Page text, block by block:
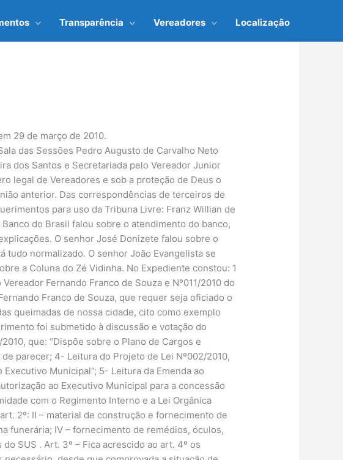
Transparência Vereadores Localização
29 de março de 2010.
das Sessões Pedro Augusto de Carvalho Neto
dos Santos e Secretariada pelo Vereador Junior
legal de Vereadores e sob a proteção de Deus o
anterior. Das correspondências de terceiros de
para uso da Tribuna Livre: Franz Willian de
do Brasil falou sobre o atendimento do banco,
O senhor José Donizete falou sobre o
tudo normalizado. O senhor João Evangelista se
a Coluna do Zé Vidinha. No Expediente constou: 1
Fernando Franco de Souza e Nº011/2010 do
Franco de Souza, que requer seja oficiado o
queimadas de nossa cidade, cito como exemplo
foi submetido à discussão e votação do
que: “Dispõe sobre o Plano de Cargos e
parecer; 4- Leitura do Projeto de Lei Nº002/2010,
Municipal”; 5- Leitura da Emenda ao
ao Executivo Municipal para a concessão
com o Regimento Interno e a Lei Orgânica
2º: II – material de construção e fornecimento de
funerária; IV – fornecimento de remédios, óculos,
SUS . Art. 3º – Fica acrescido ao art. 4º os